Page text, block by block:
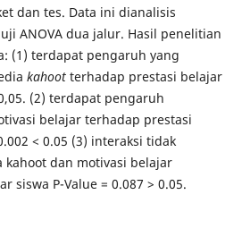
dan tes. Data ini dianalisis
ANOVA dua jalur. Hasil penelitian
(1) terdapat pengaruh yang
kahootterhadap prestasi belajar
(2) terdapat pengaruh
belajar terhadap prestasi
< 0.05 (3) interaksi tidak
dan motivasi belajar
siswa P-Value = 0.087 > 0.05.